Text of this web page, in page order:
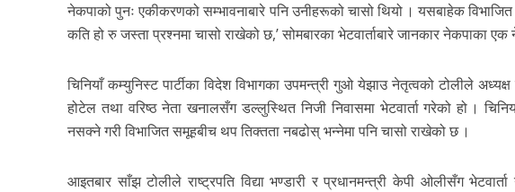
नेकपाको पुनः एकीकरणको सम्भावनाबारे पनि उनीहरूको चासो थियो । यसबाहेक
कति हो रु जस्ता प्रश्नमा चासो राखेको छ,’ सोमबारका भेटवार्ताबारे जानकार नेकपाका
चिनियाँ कम्युनिस्ट पार्टीका विदेश विभागका उपमन्त्री गुओ येझाउ नेतृत्वको टोलीले
होटेल तथा वरिष्ठ नेता खनालसँग डल्लुस्थित निजी निवासमा भेटवार्ता गरेको हो ।
नसक्ने गरी विभाजित समूहबीच थप तिक्तता नबढोस् भन्नेमा पनि चासो राखेको छ ।
आइतबार साँझ टोलीले राष्ट्रपति विद्या भण्डारी र प्रधानमन्त्री केपी ओलीसँग